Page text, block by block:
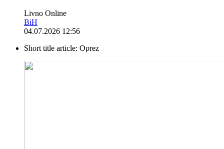
Livno Online
BiH
04.07.2026 12:56
Short title article: Oprez